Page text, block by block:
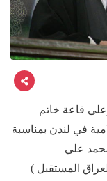
قاعة خاتم
في لندن بمناسبة
محمد علي
المستقبل )